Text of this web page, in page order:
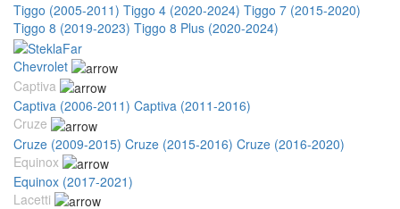
Tiggo (2005-2011) Tiggo 4 (2020-2024) Tiggo 7 (2015-2020)
Tiggo 8 (2019-2023) Tiggo 8 Plus (2020-2024)
Chevrolet
Captiva
Captiva (2006-2011) Captiva (2011-2016)
Cruze
Cruze (2009-2015) Cruze (2015-2016) Cruze (2016-2020)
Equinox
Equinox (2017-2021)
Lacetti